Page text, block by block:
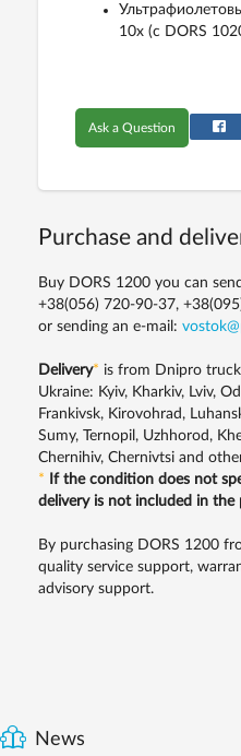
10х (с DORS
Ask a Question
Purchase and
Buy DORS 1200 you can
+38(056) 720-90-37,
or sending an e-mail:
Delivery* is from Dnipro
Ukraine: Kyiv, Kharkiv, Lviv,
Frankivsk, Kirovohrad,
Sumy, Ternopil, Uzhhorod,
Chernihiv, Chernivtsi and
*
If the condition does not
delivery is not included in the
By purchasing DORS 1200
quality service support,
advisory support.
News